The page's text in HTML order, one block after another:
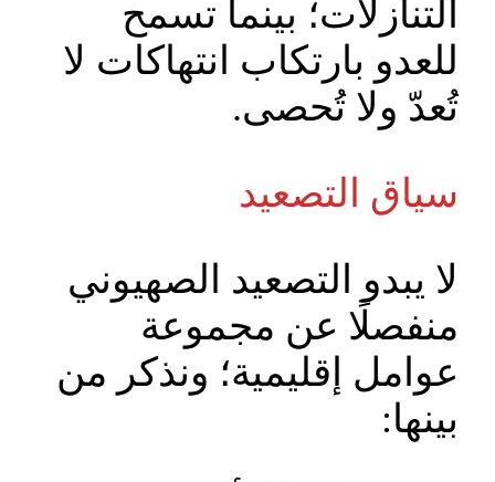
التنازلات؛ بينما تسمح
للعدو بارتكاب انتهاكات لا
تُعدّ ولا تُحصى.
سياق التصعيد
لا يبدو التصعيد الصهيوني
منفصلًا عن مجموعة
عوامل إقليمية؛ ونذكر من
بينها: